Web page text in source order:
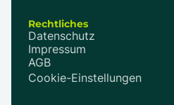
Rechtliches
Datenschutz
Impressum
AGB
Cookie-Einstellungen